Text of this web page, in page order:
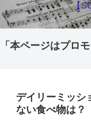
【
「本ページはプロ
デイリーミッシ
ない食べ物は